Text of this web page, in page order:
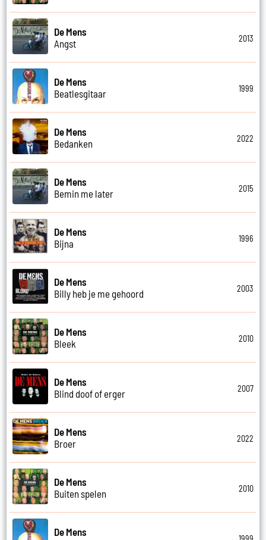
De Mens
Angst
2013
De Mens
Beatlesgitaar
1999
De Mens
Bedanken
2022
De Mens
Bemin me later
2015
De Mens
Bijna
1996
De Mens
Billy heb je me gehoord
2003
De Mens
Bleek
2010
De Mens
Blind doof of erger
2007
De Mens
Broer
2022
De Mens
Buiten spelen
2010
De Mens